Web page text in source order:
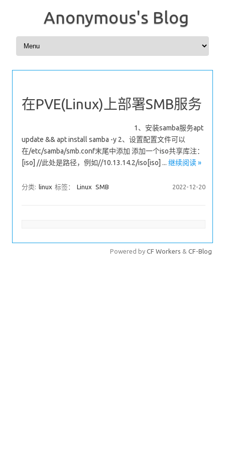
Anonymous's Blog
Skip to content
在PVE(Linux)上部署SMB服务
1、安装samba服务apt
update && apt install samba -y 2、设置配置文件可以
在/etc/samba/smb.conf末尾中添加 添加一个iso共享库注：
[iso] //此处是路径，例如//10.13.14.2/iso[iso] ... 继续阅读 »
分类: linux 标签： Linux SMB 2022-12-20
Powered by CF Workers & CF-Blog